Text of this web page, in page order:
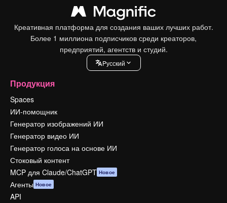
Креативная платформа для создания ваших лучших работ.
Более 1 миллиона подписчиков среди креаторов,
предприятий, агентств и студий.
Pусский
Продукция
Spaces
ИИ-помощник
Генератор изображений ИИ
Генератор видео ИИ
Генератор голоса на основе ИИ
Стоковый контент
MCP для Claude/ChatGPT Новое
Агенты Новое
API